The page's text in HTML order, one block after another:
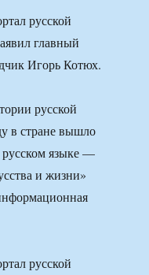
русской
главный
Игорь Котюх.
русской
в стране вышло
русском языке —
и жизни»
русской